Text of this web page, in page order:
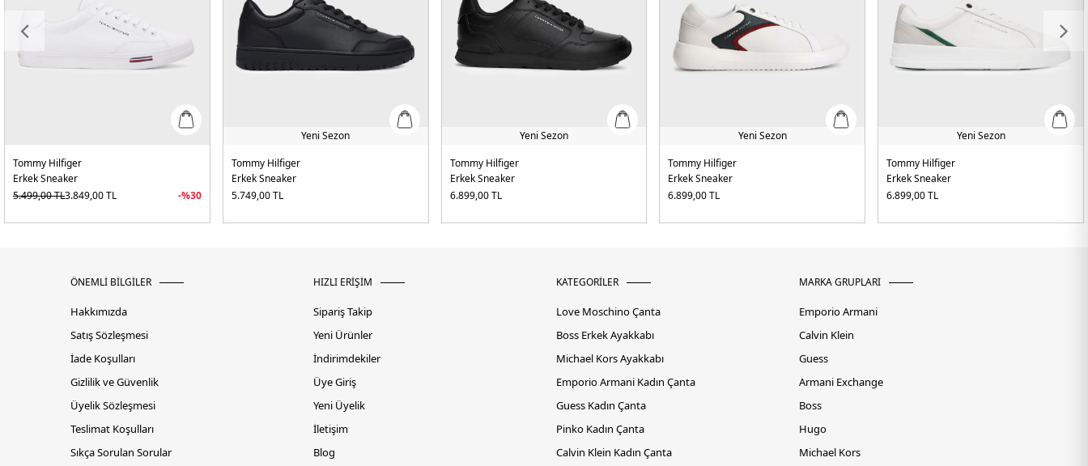
Tommy Hilfiger
Erkek Sneaker
5.499,00TL3.849,00TL -%30
Yeni Sezon
Tommy Hilfiger
Erkek Sneaker
5.749,00TL
Yeni Sezon
Tommy Hilfiger
Erkek Sneaker
6.899,00TL
Yeni Sezon
Tommy Hilfiger
Erkek Sneaker
6.899,00TL
Yeni Sezon
Tommy Hilfiger
Erkek Sneaker
6.899,00TL
ÖNEMLİ BİLGİLER
Hakkımızda
Satış Sözleşmesi
İade Koşulları
Gizlilik ve Güvenlik
Üyelik Sözleşmesi
Teslimat Koşulları
Sıkça Sorulan Sorular
HIZLI ERİŞİM
Sipariş Takip
Yeni Ürünler
İndirimdekiler
Üye Giriş
Yeni Üyelik
İletişim
Blog
KATEGORİLER
Love Moschino Çanta
Boss Erkek Ayakkabı
Michael Kors Ayakkabı
Emporio Armani Kadın Çanta
Guess Kadın Çanta
Pinko Kadın Çanta
Calvin Klein Kadın Çanta
MARKA GRUPLARI
Emporio Armani
Calvin Klein
Guess
Armani Exchange
Boss
Hugo
Michael Kors